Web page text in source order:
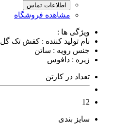
اطلاعات تماس
مشاهده فروشگاه
ویژگی ها :
نام تولید کننده : کفش تک گل
جنس رویه : ساتن
زیره : دافوس
تعداد در کارتن
12
سایز بندی